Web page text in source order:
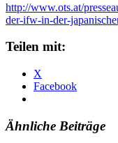
http://www.ots.at/
der-ifw-in-der-
Teilen mit:
X
Facebook
Ähnliche Beiträge